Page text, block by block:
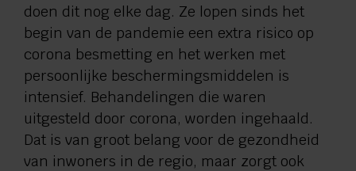
doen dit nog elke dag. Ze lopen sinds het
begin van de pandemie een extra risico op
corona besmetting en het werken met
persoonlijke beschermingsmiddelen is
intensief. Behandelingen die waren
uitgesteld door corona, worden ingehaald.
Dat is van groot belang voor de gezondheid
van inwoners in de regio, maar zorgt ook